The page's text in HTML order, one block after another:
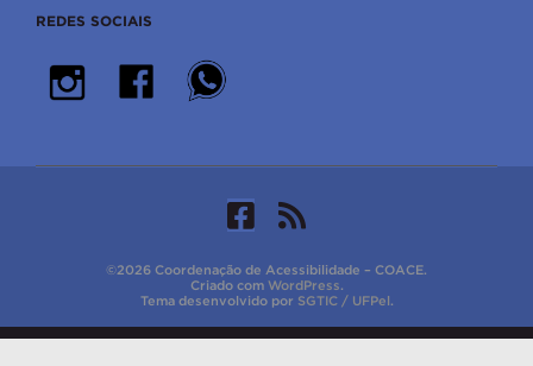
REDES SOCIAIS
©2026 Coordenação de Acessibilidade – COACE.
Criado com WordPress.
Tema desenvolvido por SGTIC / UFPel.